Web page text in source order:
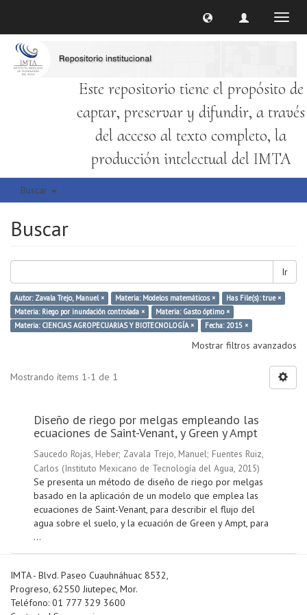
Este repositorio tiene el propósito de
captar, preservar y difundir, a través
del acceso al texto completo, la
producción intelectual del IMTA
Buscar
Buscar
Ir
Autor: Zavala Trejo, Manuel × Materia: Modelos matemáticos ×
Has File(s): true ×
Materia: Riego por inundación controlada ×
Materia: Gasto óptimo ×
Materia: CIENCIAS AGROPECUARIAS Y BIOTECNOLOGÍA ×
Fecha: 2015 ×
Mostrar filtros avanzados
Mostrando ítems 1-1 de 1
Diseño de riego por melgas empleando las
ecuaciones de Saint-Venant, y Green y Ampt
Saucedo Rojas, Heber; Zavala Trejo, Manuel; Fuentes Ruiz,
Carlos (Instituto Mexicano de Tecnología del Agua, 2015)
Se presenta un método de diseño de riego por melgas
basado en la aplicación de un modelo que emplea las
ecuaciones de Saint-Venant, para describir el flujo del
agua sobre el suelo, y la ecuación de Green y Ampt, para
...
IMTA - Blvd. Paseo Cuauhnáhuac 8532,
Progreso, 62550 Jiutepec, Mor.
Teléfono: 01 777 329 3600